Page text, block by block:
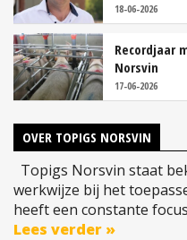
18-06-2026
Recordjaar
Norsvin
17-06-2026
OVER TOPIGS NORSVIN
Topigs Norsvin staat
werkwijze bij het
heeft een constante
Lees verder »